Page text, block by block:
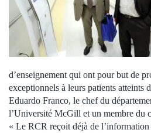
d’enseignement qui ont pour but de
exceptionnels à leurs patients atteints
Eduardo Franco, le chef du
l’Université McGill et un membre du
« Le RCR reçoit déjà de l’information